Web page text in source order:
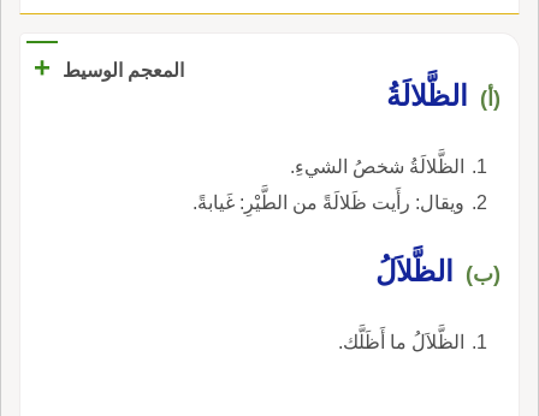
المعجم الوسيط +
(أ) الظَّلالَةُ
الظَّلالَةُ شخصُ الشيءِ.
ويقال: رأَيت ظَلالَةً من الطَّيْرِ: غَيابةً.
(ب) الظَّلاَلُ
الظَّلاَلُ ما أَظَلَّك.